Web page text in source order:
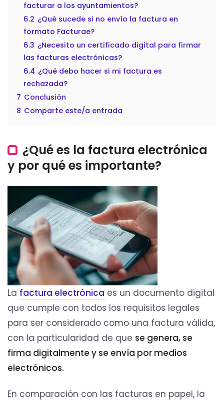
facturar a los ayuntamientos?
6.2 ¿Qué sucede si no envío la factura en
formato Facturae?
6.3 ¿Necesito un certificado digital para firmar
las facturas electrónicas?
6.4 ¿Qué debo hacer si mi factura es
rechazada?
7 Conclusión
8 Comparte este/a entrada
¿Qué es la factura electrónica
y por qué es importante?
La factura electrónica es un documento digital
que cumple con todos los requisitos legales
para ser considerado como una factura válida,
con la particularidad de que se genera, se
firma digitalmente y se envía por medios
electrónicos.
En comparación con las facturas en papel, la